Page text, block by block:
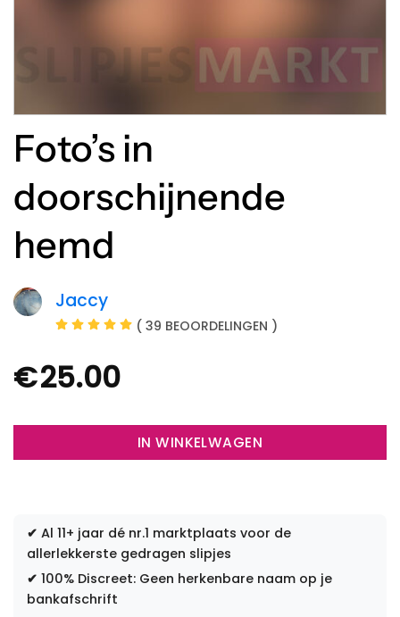
Foto’s in
doorschijnende
hemd
Jaccy
( 39 BEOORDELINGEN )
€25.00
IN WINKELWAGEN
✔ Al 11+ jaar dé nr.1 marktplaats voor de
allerlekkerste gedragen slipjes
✔ 100% Discreet: Geen herkenbare naam op je
bankafschrift